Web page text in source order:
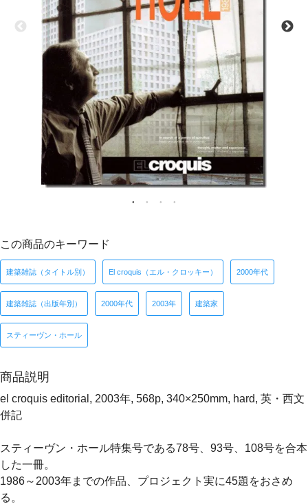
この商品のキーワード
建築雑誌（タイトル別） El croquis（エル・クロッキー） 2000年代
建築雑誌（出版年別） 2000年代 2003年 建築家
スティーヴン・ホール
商品説明
el croquis editorial, 2003年, 568p, 340×250mm, hard, 英・西文
併記
スティーヴン・ホール特集号である78号、93号、108号を合本
した一冊。
1986～2003年までの作品、プロジェクト実に45題をおさめ
る。